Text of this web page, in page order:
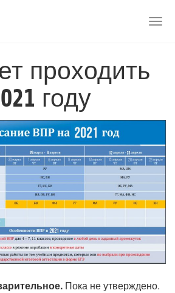
проходить
году
Пока не утверждено.